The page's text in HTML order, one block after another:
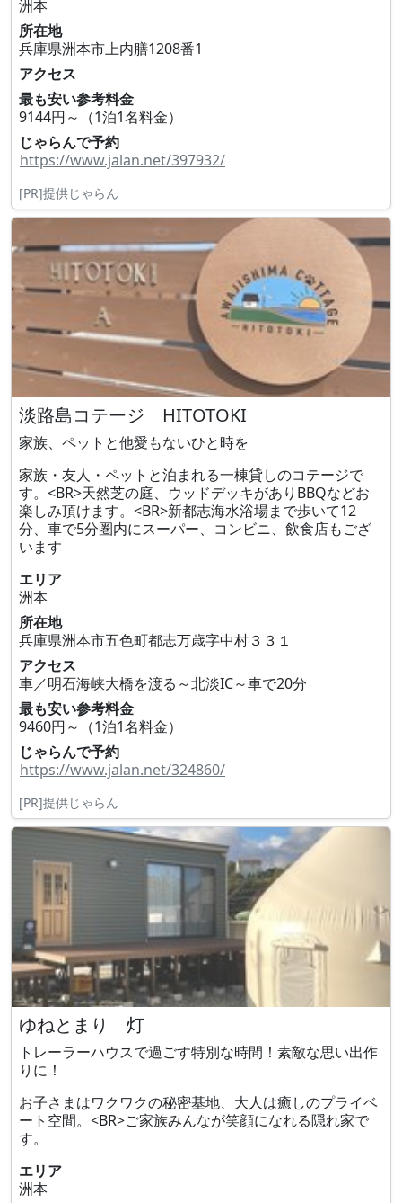
洲本
所在地
兵庫県洲本市上内膳1208番1
アクセス
最も安い参考料金
9144円～（1泊1名料金）
じゃらんで予約
https://www.jalan.net/397932/
[PR]提供じゃらん
淡路島コテージ HITOTOKI
家族、ペットと他愛もないひと時を
家族・友人・ペットと泊まれる一棟貸しのコテージで
す。<BR>天然芝の庭、ウッドデッキがありBBQなどお
楽しみ頂けます。<BR>新都志海水浴場まで歩いて12
分、車で5分圏内にスーパー、コンビニ、飲食店もござ
います
エリア
洲本
所在地
兵庫県洲本市五色町都志万歳字中村３３１
アクセス
車／明石海峡大橋を渡る～北淡IC～車で20分
最も安い参考料金
9460円～（1泊1名料金）
じゃらんで予約
https://www.jalan.net/324860/
[PR]提供じゃらん
ゆねとまり 灯
トレーラーハウスで過ごす特別な時間！素敵な思い出作
りに！
お子さまはワクワクの秘密基地、大人は癒しのプライベ
ート空間。<BR>ご家族みんなが笑顔になれる隠れ家で
す。
エリア
洲本